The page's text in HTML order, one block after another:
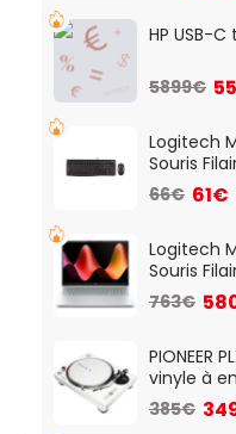
HP USB-
5899€
Logitech
Souris
Optique
And Play,
QWERTY
66€ 61€
Logitech
Souris
Optique
And Play,
QWERTY
763€
PIONEER
vinyle à
vitesses
pre-ampli
385€